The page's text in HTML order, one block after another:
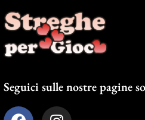
Seguici sulle nostre pagine
F
I